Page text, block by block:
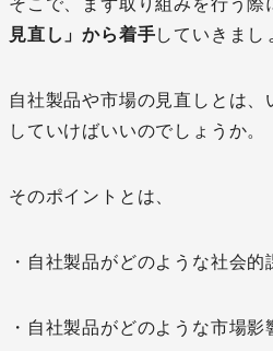
見直し」から着手していきまし
自社製品や市場の見直しとは、
していけばいいのでしょうか。
そのポイントとは、
・自社製品がどのような社会
・自社製品がどのような市場